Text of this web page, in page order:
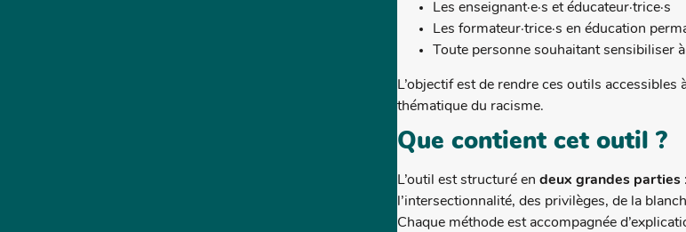
Les enseignant·e·s et éducateur·trice·s
Les formateur·trice·s en éducation
Toute personne souhaitant sensibiliser
L’objectif est de rendre ces outils accessibles
thématique du racisme.
Que contient cet outil ?
L’outil est structuré en deux grandes parties
l’intersectionnalité, des privilèges, de la
Chaque méthode est accompagnée